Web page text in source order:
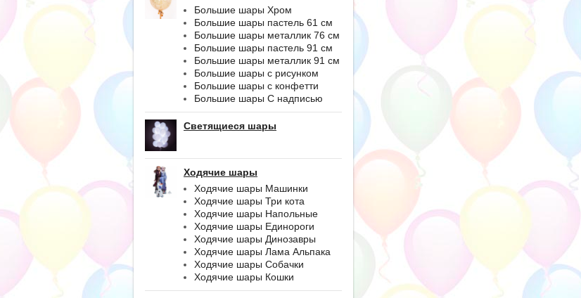
Большие шары Хром
Большие шары пастель 61 см
Большие шары металлик 76 см
Большие шары пастель 91 см
Большие шары металлик 91 см
Большие шары с рисунком
Большие шары с конфетти
Большие шары С надписью
Светящиеся шары
Ходячие шары
Ходячие шары Машинки
Ходячие шары Три кота
Ходячие шары Напольные
Ходячие шары Единороги
Ходячие шары Динозавры
Ходячие шары Лама Альпака
Ходячие шары Собачки
Ходячие шары Кошки